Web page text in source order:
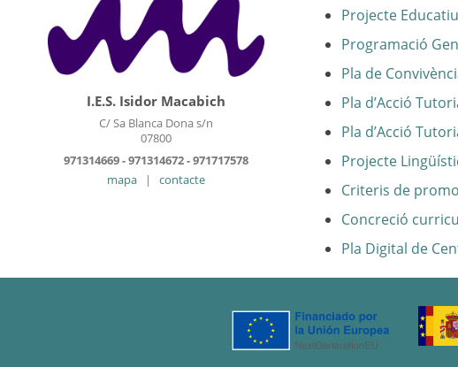
Projecte
Programació
Pla de
Pla d’Acció
Pla d’Acció
Projecte
Criteris de
Concreció
Pla Digital de
I.E.S. Isidor Macabich
C/ Sa Blanca Dona s/n
07800
971314669 - 971314672 - 971717578
mapa
| contacte